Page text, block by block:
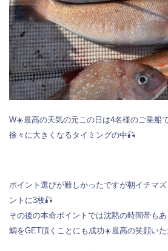
W☀️最高の天気の元この日は4名様のご乗船
徐々に大きくなるタイミングの中🎣
ポイント選びが難しかったですが朝イチマ
ントに3枚🎣
その後の本命ポイントでは沈黙の時間帯も
鯛をGET頂くことにも成功☀️最高の笑顔い